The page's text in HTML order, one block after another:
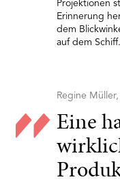
Projektionen
Erinnerung
dem
auf dem Schiff.
Regine
Eine